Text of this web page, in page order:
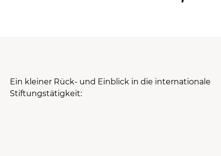
Ein kleiner Rück- und Einblick in die internationale
Stiftungstätigkeit: